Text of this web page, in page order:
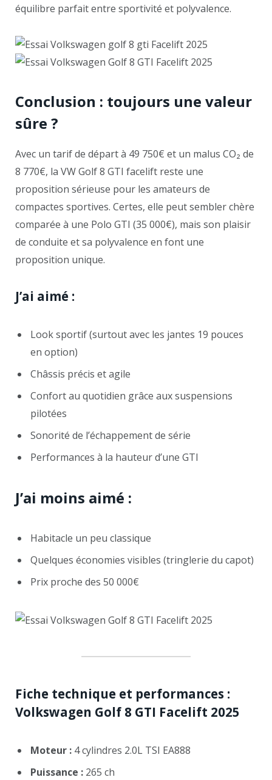
équilibre parfait entre sportivité et polyvalence.
Conclusion : toujours une valeur
sûre ?
Avec un tarif de départ à 49 750€ et un malus CO₂ de
8 770€, la VW Golf 8 GTI facelift reste une
proposition sérieuse pour les amateurs de
compactes sportives. Certes, elle peut sembler chère
comparée à une Polo GTI (35 000€), mais son plaisir
de conduite et sa polyvalence en font une
proposition unique.
J’ai aimé :
Look sportif (surtout avec les jantes 19 pouces
en option)
Châssis précis et agile
Confort au quotidien grâce aux suspensions
pilotées
Sonorité de l’échappement de série
Performances à la hauteur d’une GTI
J’ai moins aimé :
Habitacle un peu classique
Quelques économies visibles (tringlerie du capot)
Prix proche des 50 000€
Fiche technique et performances :
Volkswagen Golf 8 GTI Facelift 2025
Moteur : 4 cylindres 2.0L TSI EA888
Puissance : 265 ch